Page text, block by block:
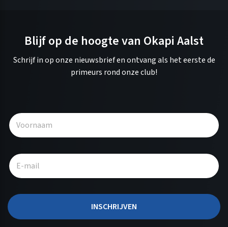
Blijf op de hoogte van Okapi Aalst
Schrijf in op onze nieuwsbrief en ontvang als het eerste de
primeurs rond onze club!
INSCHRIJVEN
l
r
t